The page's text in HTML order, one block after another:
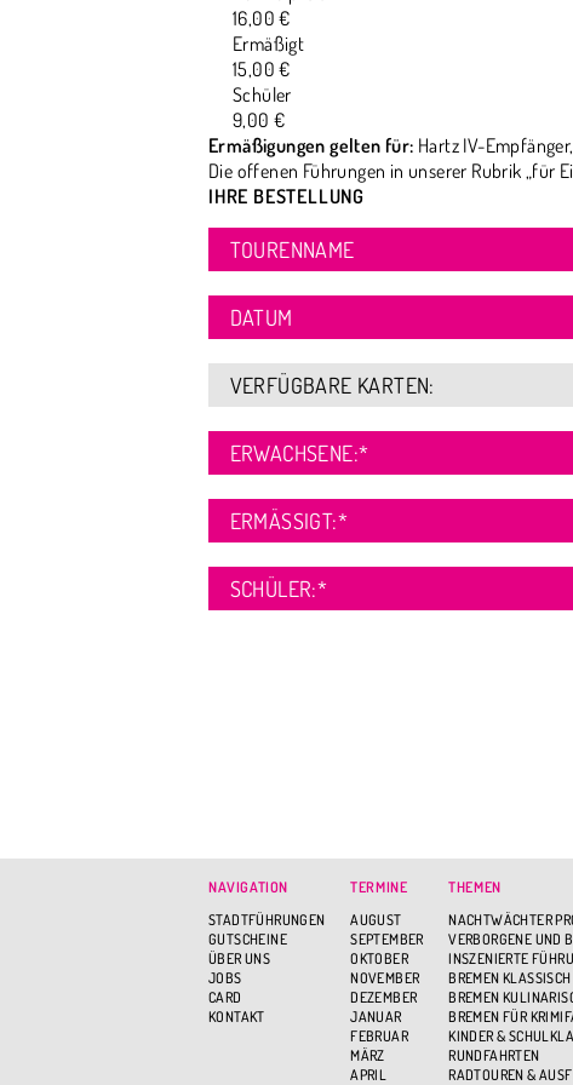
16,00 €
Ermäßigt
15,00 €
Schüler
9,00 €
Ermäßigungen gelten für: Hartz IV-
Die offenen Führungen in unserer Rubrik „für
IHRE BESTELLUNG
TOURENNAME
DATUM
VERFÜGBARE KARTEN:
ERWACHSENE:*
ERMÄSSIGT: *
SCHÜLER:*
NAVIGATION
STADTFÜHRUNGEN
GUTSCHEINE
ÜBER UNS
JOBS
CARD
KONTAKT
TERMINE
AUGUST
SEPTEMBER
OKTOBER
NOVEMBER
DEZEMBER
JANUAR
FEBRUAR
MÄRZ
APRIL
THEMEN
NACHTWÄCHTER
VERBORGENE UND
INSZENIERTE
BREMEN KLASSISCH
BREMEN
BREMEN FÜR
KINDER &
RUNDFAHRTEN
RADTOUREN &